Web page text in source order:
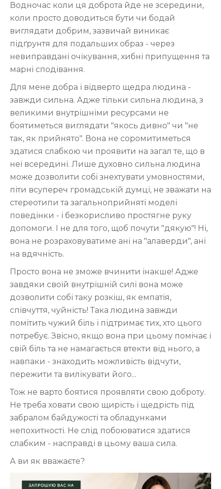
Водночас коли ця доброта йде не зсередини,
коли просто доводиться бути чи бодай
виглядати добрим, зазвичай виникає
підґрунтя для подальших образ - через
невиправдані очікування, хибні припущення та
марні сподівання.
Для мене добра і відверто щедра людина -
завжди сильна. Адже тільки сильна людина, з
великими внутрішніми ресурсами не
боятиметься виглядати "якось дивно" чи "не
так, як прийнято". Вона не соромитиметься
здатися слабкою чи проявити на загал те, що в
неї всередині. Лише духовно сильна людина
може дозволити собі знехтувати умовностями,
піти всупереч громадській думці, не зважати на
стереотипи та загальноприйняті моделі
поведінки - і безкорисливо простягне руку
допомоги. І не для того, щоб почути "дякую"! Ні,
вона не розраховуватиме ані на "алаверди", ані
на вдячність.
Просто вона не зможе вчинити інакше! Адже
завдяки своїй внутрішній силі вона може
дозволити собі таку розкіш, як емпатія,
співчуття, чуйність! Така людина завжди
помітить чужий біль і підтримає тих, хто цього
потребує. Звісно, якщо вона при цьому помічає і
свій біль та не намагається втекти від нього, а
навпаки - знаходить можливість відчути,
пережити та вилікувати його...
Тож не варто боятися проявляти свою доброту.
Не треба ховати свою щирість і щедрість під
забралом байдужості та обладунками
непохитності. Не слід побоюватися здатися
слабким - насправді в цьому ваша сила.
А ви як вважаєте?